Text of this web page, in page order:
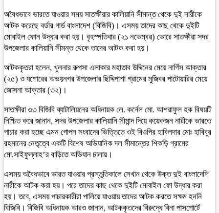
অবৈধভাবে ভারতে যাওয়ার সময় সাতক্ষীরার কালিয়ানি সীমান্ত থেকে দুই নারীকে
আটক করেছে বর্ডার গার্ড বাংলাদেশ (বিজিবি)। এসময় তাদের কাছ থেকে দুইটি
মোবাইল ফোন উদ্ধার করা হয়। বৃহস্পতিবার (২১ নভেম্বর) ভোরে সাতক্ষীরা সদর
উপজেলার কালিয়ানি সীমন্ত থেকে তাদের আটক করা হয়।
আটককৃতরা হলেন, খুলনার রুপসা এলাকার মহাতাব উদ্দিনের মেয়ে নার্গিস আক্তার
(২৫) ও যশোরের অভয়নগর উপজেলার ছিদ্দিপাশা গ্রামের মুজিবর পাটোয়ারির মেয়ে
জোসনা আক্তার (৩২)।
সাতক্ষীরা ৩৩ বিজিবি ব্যাটালিয়নের অধিনায়ক লে. কর্নেল মো. আশরাফুল হক বিষয়টি
নিশ্চিত করে জানান, সদর উপজেলার কালিয়ানি সীমান্দ দিয়ে কয়েকজন নারীকে ভারতে
পাচার করা হচ্ছে এমন গোপন সংবাদের ভিত্তিতে ওই বিওপির হাবিলদার মোঃ হাবিবুর
রহমানের নেতৃত্বে একটি বিশেষ অভিযানিক দল সীমান্তের শিকড়ি গ্রামের
মো.সাইফুল্লাহ’র বাড়িতে অভিযান চালায়।
এসময় অবৈধভাবে ভারত যাওয়ার প্রস্তুতিকালে সেখান থেকে উক্ত দুই বাংলাদেশি
নারীকে আটক করা হয়। পরে তাদের কাছ থেকে দুইটি মোবাইল ফো উদ্ধার করা
হয়। তবে, এসময় পাচারকারীরা পালিয়ে যাওয়ায় তাদের আটক করতে সক্ষম হননি
বিজিবি। বিজিবি অধিনায়ক আরও জানান, আটককৃতদের বিরুদ্ধে বিনা পাসপোর্টে